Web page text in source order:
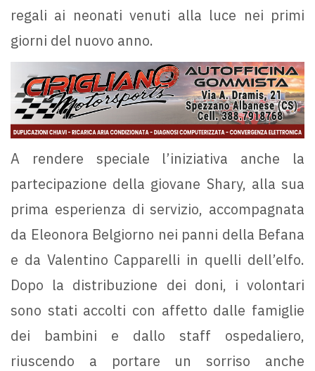
regali ai neonati venuti alla luce nei primi
giorni del nuovo anno.
A rendere speciale l’iniziativa anche la
partecipazione della giovane Shary, alla sua
prima esperienza di servizio, accompagnata
da Eleonora Belgiorno nei panni della Befana
e da Valentino Capparelli in quelli dell’elfo.
Dopo la distribuzione dei doni, i volontari
sono stati accolti con affetto dalle famiglie
dei bambini e dallo staff ospedaliero,
riuscendo a portare un sorriso anche